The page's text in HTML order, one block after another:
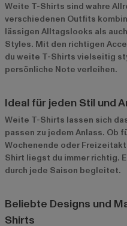
Weite T-Shirts sind wahre
verschiedenen Outfits
lässigen Alltagslooks als
Styles. Mit den richtigen
du weite T-Shirts vielseitig
persönliche Note verleihen.
Ideal für jeden Stil und
Weite T-Shirts lassen sich
passen zu jedem Anlass. Ob
Wochenende oder
Shirt liegst du immer richtig.
durch jede Saison begleitet.
Beliebte Designs und
Shirts